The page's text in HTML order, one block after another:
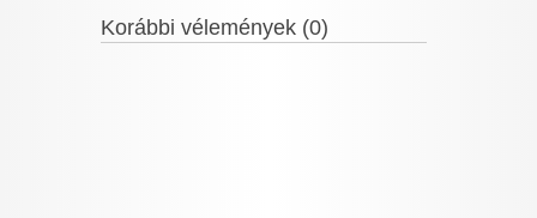
Korábbi vélemények (0)